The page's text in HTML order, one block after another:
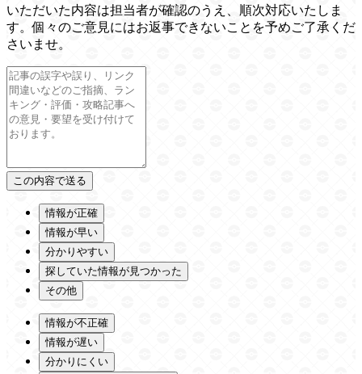
いただいた内容は担当者が確認のうえ、順次対応いたしま
す。個々のご意見にはお返事できないことを予めご了承くだ
さいませ。
情報が正確
情報が早い
分かりやすい
探していた情報が見つかった
その他
情報が不正確
情報が遅い
分かりにくい